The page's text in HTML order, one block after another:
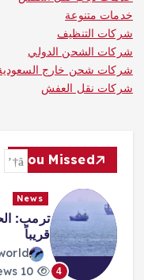
خدمات متنوعة
شركات التنظيف
شركات الشحن الدولي
شركات شحن خارج
شركات نقل العفش
You Missed
4
News
ترمب:
قريباً